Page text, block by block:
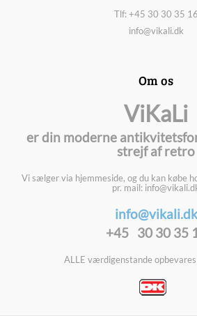
Tlf: +45 30 30 35 16
info@vikali.dk
Om os
ViKaLi
er din moderne
strejf af retro
Vi sælger via hjemmeside, og du kan købe
pr. mail:
info@vikali.dk
+45 30 30 35
ALLE værdigenstande